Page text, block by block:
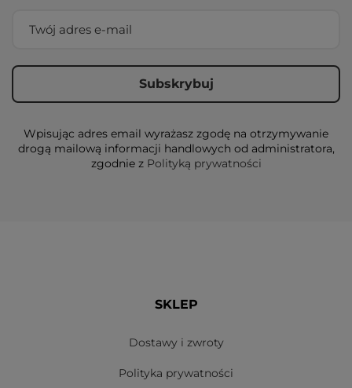
Wpisując adres email wyrażasz zgodę na otrzymywanie
drogą mailową informacji handlowych od administratora,
zgodnie z Polityką prywatności
SKLEP
Dostawy i zwroty
Polityka prywatności